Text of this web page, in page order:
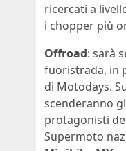
ricercati a
i chopper più
Offroad: sarà
fuoristrada, in
di Motodays.
scenderanno
protagonisti
Supermoto